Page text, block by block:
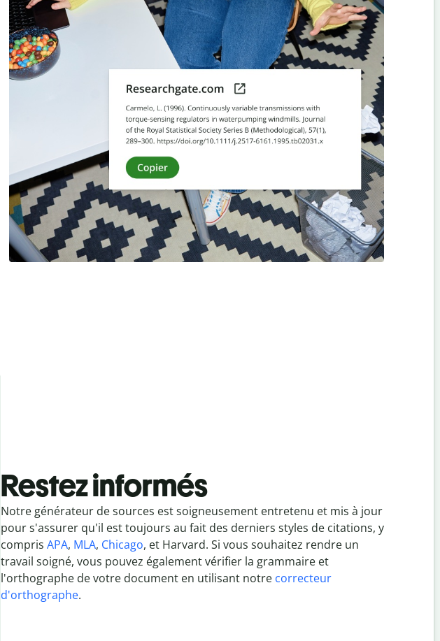
Restez informés
Notre générateur de sources est soigneusement entretenu et mis à jour
pour s'assurer qu'il est toujours au fait des derniers styles de citations, y
compris APA, MLA, Chicago, et Harvard. Si vous souhaitez rendre un
travail soigné, vous pouvez également vérifier la grammaire et
l'orthographe de votre document en utilisant notre correcteur
d'orthographe.